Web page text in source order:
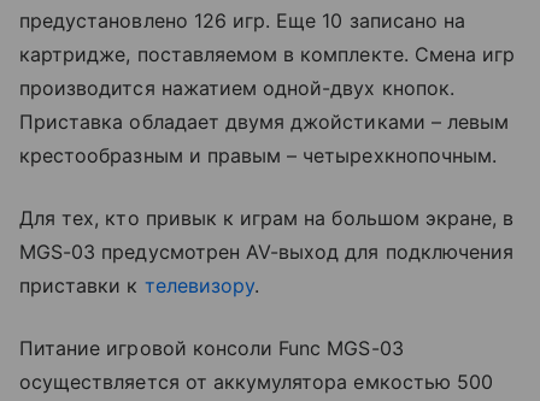
предустановлено 126 игр. Еще 10 записано на
картридже, поставляемом в комплекте. Смена игр
производится нажатием одной-двух кнопок.
Приставка обладает двумя джойстиками – левым
крестообразным и правым – четырехкнопочным.
Для тех, кто привык к играм на большом экране, в
MGS-03 предусмотрен AV-выход для подключения
приставки к телевизору.
Питание игровой консоли Func MGS-03
осуществляется от аккумулятора емкостью 500